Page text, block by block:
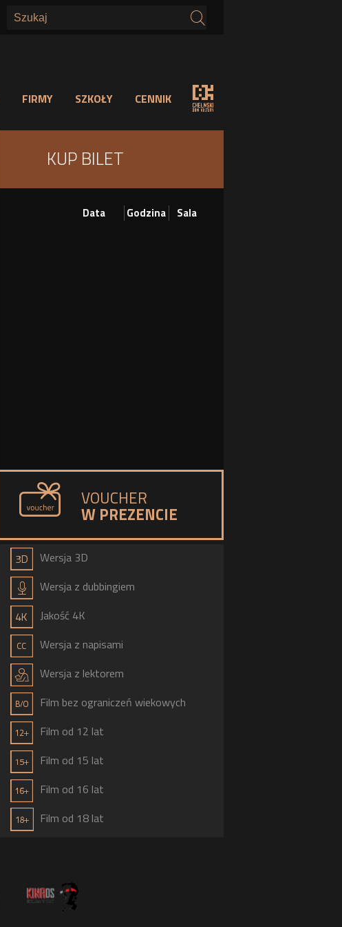
FIRMY SZKOŁY CENNIK s
KUP BILET
Data Godzina Sala
VOUCHER
W PREZENCIE
a
Wersja 3D
h Wersja z dubbingiem
b Jakość 4K
g Wersja z napisami
j
Wersja z lektorem
Film bez ograniczeń wiekowych
Film od 12 lat
Film od 15 lat
Film od 16 lat
Film od 18 lat